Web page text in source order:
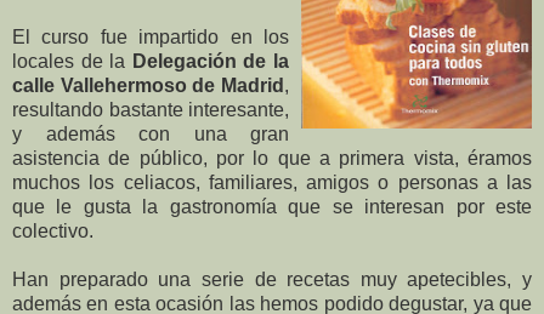
El curso fue impartido en los
locales de la Delegación de la
calle Vallehermoso de Madrid ,
resultando bastante interesante,
y además con una gran
asistencia de público, por lo que a primera vista, éramos
muchos los celiacos, familiares, amigos o personas a las
que le gusta la gastronomía que se interesan por este
colectivo.
Han preparado una serie de recetas muy apetecibles, y
además en esta ocasión las hemos podido degustar, ya que